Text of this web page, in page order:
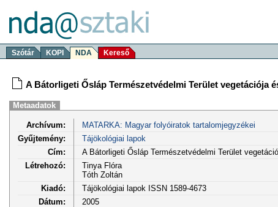
Szótár KOPI NDA Kereső
A Bátorligeti Ősláp Természetvédelmi Terület vegetációja
Metaadatok
Archívum:
MATARKA: Magyar folyóiratok tartalomjegyzékei
Gyűjtemény:
Tájökológiai lapok
Cím:
A Bátorligeti Ősláp Természetvédelmi Terület
Létrehozó:
Tinya Flóra
Tóth Zoltán
Kiadó:
Tájökológiai lapok ISSN 1589-4673
Dátum:
2005